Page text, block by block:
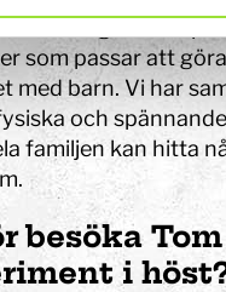
som passaratt
med barn. Vi har
och
familjen kan hitta
besöka
i